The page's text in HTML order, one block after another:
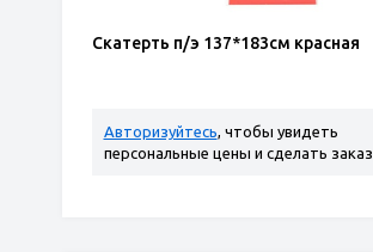
Скатерть п/э 137*183см красная
Авторизуйтесь, чтобы увидеть
персональные цены и сделать заказ